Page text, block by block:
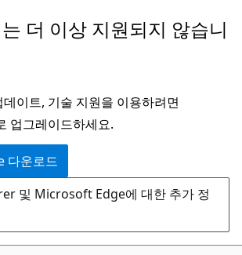
더 이상 지원되지 않습니
이트, 기술 지원을 이용하려면
업그레이드하세요.
다운로드
및 Microsoft Edge에 대한 추가 정